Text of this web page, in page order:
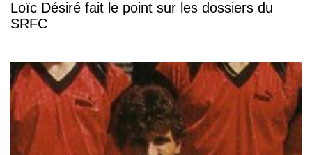
Loïc Désiré fait le point sur les dossiers du
SRFC